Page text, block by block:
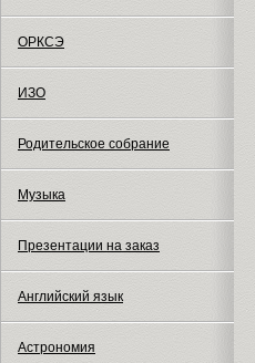
ОРКСЭ
ИЗО
Родительское собрание
Музыка
Презентации на заказ
Английский язык
Астрономия